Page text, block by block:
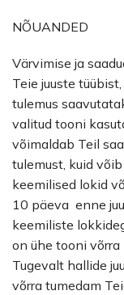
NÕUANDED
Värvimise ja
Teie juuste
tulemus
valitud tooni
võimaldab Teil
tulemust, kuid
keemilised lokid
10 päeva enne
keemiliste
on ühe tooni võrra
Tugevalt hallide
võrra tumedam